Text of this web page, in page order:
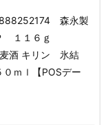
森永製
１１６ｇ
酒 キリン 氷結
ｍｌ
【POSデー